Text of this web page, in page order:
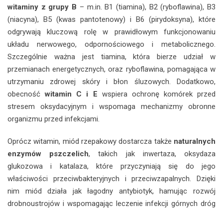
witaminy z grupy B – m.in. B1 (tiamina), B2 (ryboflawina), B3
(niacyna), B5 (kwas pantotenowy) i B6 (pirydoksyna), które
odgrywają kluczową rolę w prawidłowym funkcjonowaniu
układu nerwowego, odpornościowego i metabolicznego.
Szczególnie ważna jest tiamina, która bierze udział w
przemianach energetycznych, oraz ryboflawina, pomagająca w
utrzymaniu zdrowej skóry i błon śluzowych. Dodatkowo,
obecnośćwitamin C i E wspiera ochronę komórek przed
stresem oksydacyjnym i wspomaga mechanizmy obronne
organizmu przed infekcjami.
Oprócz witamin, miód rzepakowy dostarcza także naturalnych
enzymów pszczelich, takich jak inwertaza, oksydaza
glukozowa i katalaza, które przyczyniają się do jego
właściwości przeciwbakteryjnych i przeciwzapalnych. Dzięki
nim miód działa jak łagodny antybiotyk, hamując rozwój
drobnoustrojów i wspomagając leczenie infekcji górnych dróg